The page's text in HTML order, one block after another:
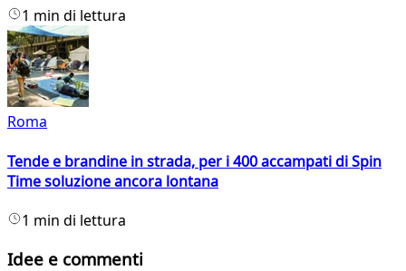
1 min di lettura
Roma
Tende e brandine in strada, per i 400 accampati di Spin
Time soluzione ancora lontana
1 min di lettura
Idee e commenti